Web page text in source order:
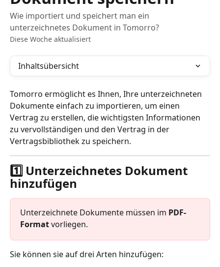
Wie importiert und speichert man ein
unterzeichnetes Dokument in Tomorro?
Diese Woche aktualisiert
Inhaltsübersicht
Tomorro ermöglicht es Ihnen, Ihre unterzeichneten
Dokumente einfach zu importieren, um einen
Vertrag zu erstellen, die wichtigsten Informationen
zu vervollständigen und den Vertrag in der
Vertragsbibliothek zu speichern.
1️⃣ Unterzeichnetes Dokument
hinzufügen
Unterzeichnete Dokumente müssen im PDF-
Format vorliegen.
Sie können sie auf drei Arten hinzufügen: